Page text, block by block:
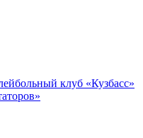
клуб «Кузбасс»